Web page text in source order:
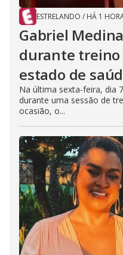
ESTRELANDO / HÁ 1
Gabriel
durante treino
estado de
Na última sexta-feira, dia
durante uma sessão de
ocasião, o...